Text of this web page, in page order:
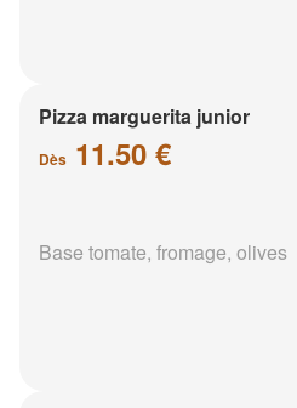
Pizza marguerita junior
Dès 11.50 €
Base tomate, fromage, olives